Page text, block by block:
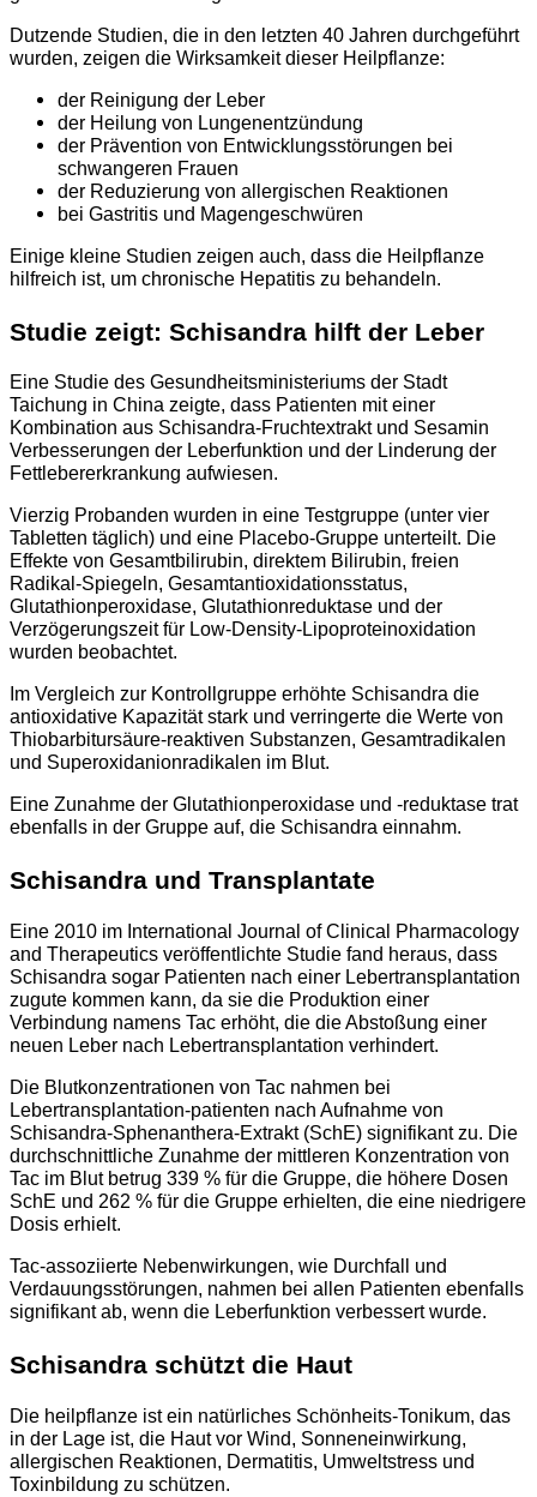
Dutzende Studien, die in den letzten 40 Jahren durchgeführt
wurden, zeigen die Wirksamkeit dieser Heilpflanze:
der Reinigung der Leber
der Heilung von Lungenentzündung
der Prävention von Entwicklungsstörungen bei
schwangeren Frauen
der Reduzierung von allergischen Reaktionen
bei Gastritis und Magengeschwüren
Einige kleine Studien zeigen auch, dass die Heilpflanze
hilfreich ist, um chronische Hepatitis zu behandeln.
Studie zeigt: Schisandra hilft der Leber
Eine Studie des Gesundheitsministeriums der Stadt
Taichung in China zeigte, dass Patienten mit einer
Kombination aus Schisandra-Fruchtextrakt und Sesamin
Verbesserungen der Leberfunktion und der Linderung der
Fettlebererkrankung aufwiesen.
Vierzig Probanden wurden in eine Testgruppe (unter vier
Tabletten täglich) und eine Placebo-Gruppe unterteilt. Die
Effekte von Gesamtbilirubin, direktem Bilirubin, freien
Radikal-Spiegeln, Gesamtantioxidationsstatus,
Glutathionperoxidase, Glutathionreduktase und der
Verzögerungszeit für Low-Density-Lipoproteinoxidation
wurden beobachtet.
Im Vergleich zur Kontrollgruppe erhöhte Schisandra die
antioxidative Kapazität stark und verringerte die Werte von
Thiobarbitursäure-reaktiven Substanzen, Gesamtradikalen
und Superoxidanionradikalen im Blut.
Eine Zunahme der Glutathionperoxidase und -reduktase trat
ebenfalls in der Gruppe auf, die Schisandra einnahm.
Schisandra und Transplantate
Eine 2010 im International Journal of Clinical Pharmacology
and Therapeutics veröffentlichte Studie fand heraus, dass
Schisandra sogar Patienten nach einer Lebertransplantation
zugute kommen kann, da sie die Produktion einer
Verbindung namens Tac erhöht, die die Abstoßung einer
neuen Leber nach Lebertransplantation verhindert.
Die Blutkonzentrationen von Tac nahmen bei
Lebertransplantation-patienten nach Aufnahme von
Schisandra-Sphenanthera-Extrakt (SchE) signifikant zu. Die
durchschnittliche Zunahme der mittleren Konzentration von
Tac im Blut betrug 339 % für die Gruppe, die höhere Dosen
SchE und 262 % für die Gruppe erhielten, die eine niedrigere
Dosis erhielt.
Tac-assoziierte Nebenwirkungen, wie Durchfall und
Verdauungsstörungen, nahmen bei allen Patienten ebenfalls
signifikant ab, wenn die Leberfunktion verbessert wurde.
Schisandra schützt die Haut
Die heilpflanze ist ein natürliches Schönheits-Tonikum, das
in der Lage ist, die Haut vor Wind, Sonneneinwirkung,
allergischen Reaktionen, Dermatitis, Umweltstress und
Toxinbildung zu schützen.